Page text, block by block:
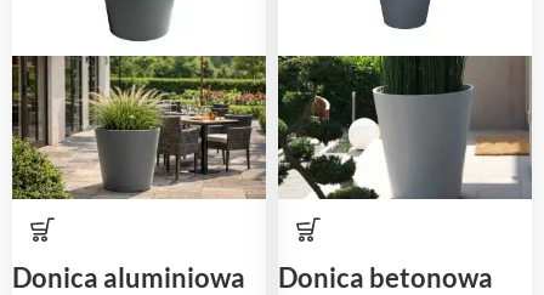
Donica aluminiowa
Donica betonowa